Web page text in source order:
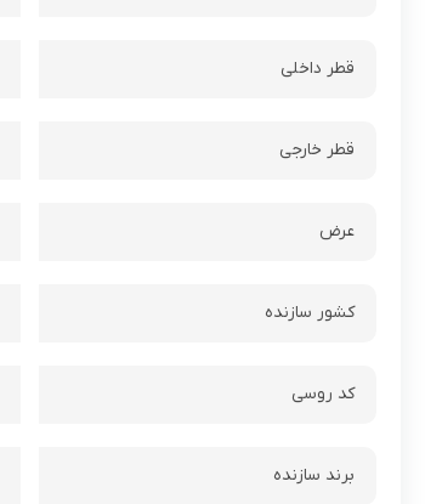
قطر داخلی
قطر خارجی
عرض
کشور سازنده
کد روسی
برند سازنده